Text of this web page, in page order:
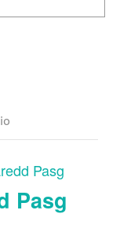
Pasg
Pasg